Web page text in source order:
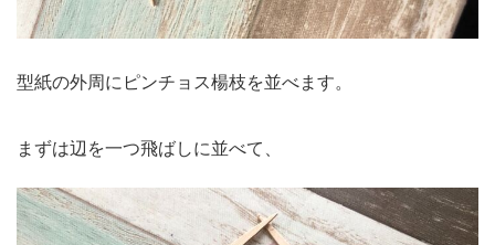
型紙の外周にピンチョス楊枝を並べます。
まずは辺を一つ飛ばしに並べて、